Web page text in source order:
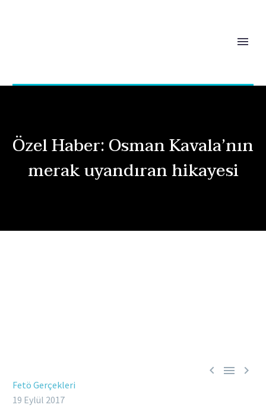
Özel Haber: Osman Kavala’nın
merak uyandıran hikayesi
  
Fetö Gerçekleri
19 Eylül 2017